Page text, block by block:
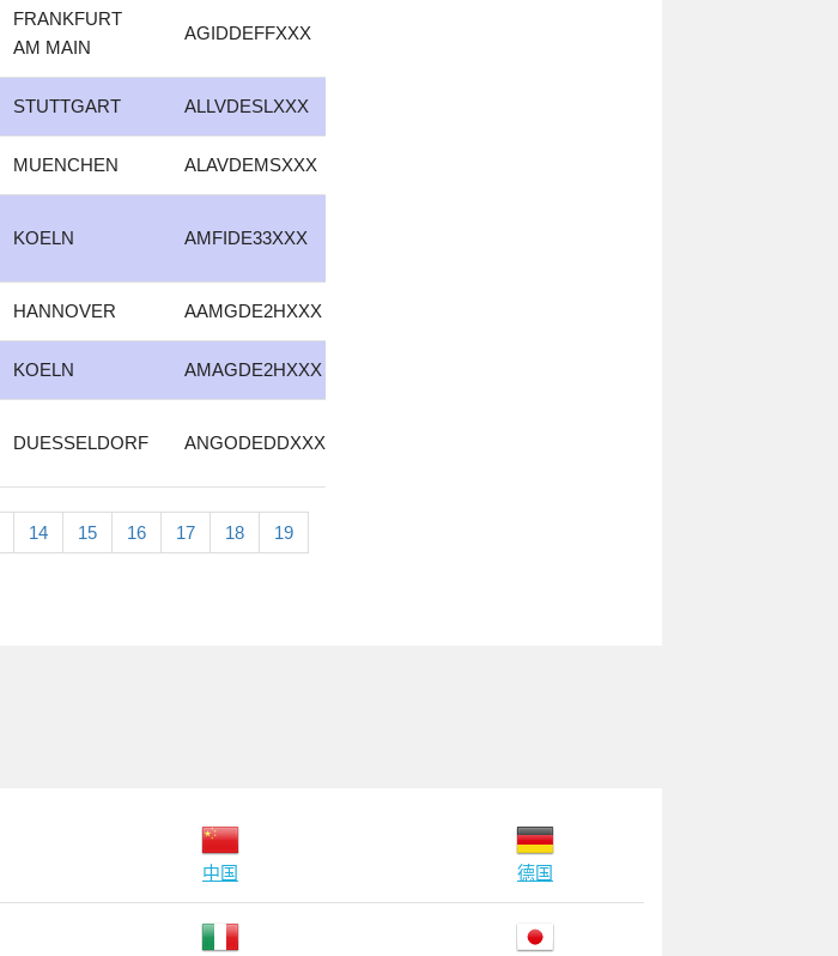
FRANKFURT
AM MAIN
AGIDDEFFXXX
STUTTGART ALLVDESLXXX
MUENCHEN ALAVDEMSXXX
KOELN AMFIDE33XXX
HANNOVER AAMGDE2HXXX
KOELN AMAGDE2HXXX
DUESSELDORF ANGODEDDXXX
14 15 16 17 18 19
中国 德国